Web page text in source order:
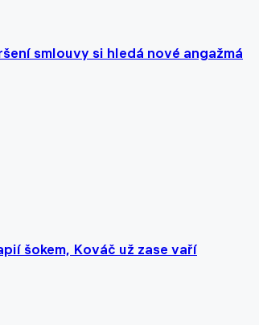
smlouvy si hledá nové angažmá
šokem, Kováč už zase vaří